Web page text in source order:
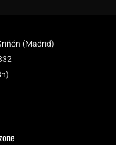
(Madrid)